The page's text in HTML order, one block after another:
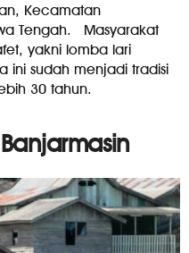
Kecamatan
Tengah. Masyarakat
yakni lomba lari
ini sudah menjadi tradisi
30 tahun.